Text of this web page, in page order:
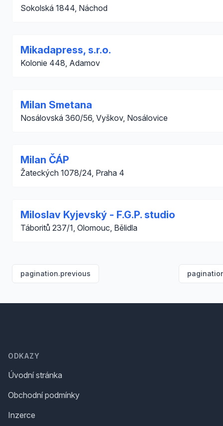
Sokolská 1844, Náchod
Mikadapress, s.r.o.
Kolonie 448, Adamov
Milan Smetana
Nosálovská 360/56, Vyškov, Nosálovice
Milan ČÁP
Žateckých 1078/24, Praha 4
Miloslav Kyjevský - F.G.P. studio
Táboritů 237/1, Olomouc, Bělidla
pagination.previous
ODKAZY
Úvodní stránka
Obchodní podmínky
Inzerce